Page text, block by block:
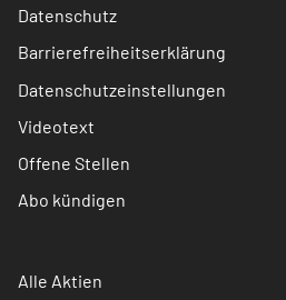
Datenschutz
Barrierefreiheitserklärung
Datenschutzeinstellungen
Videotext
Offene Stellen
Abo kündigen
Alle Aktien